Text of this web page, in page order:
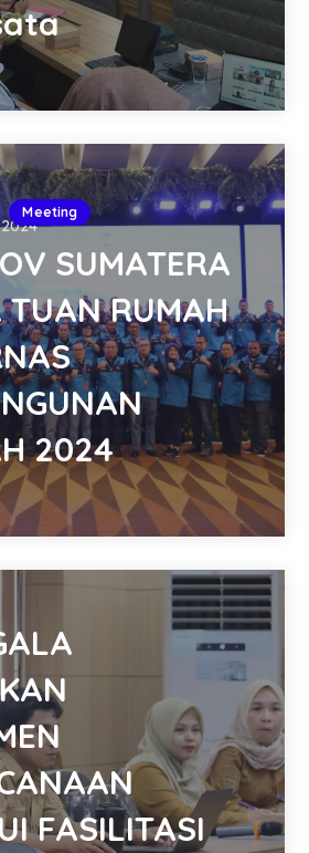
Meeting
2024
SUMATERA
TUAN RUMAH
2024
FASILITASI